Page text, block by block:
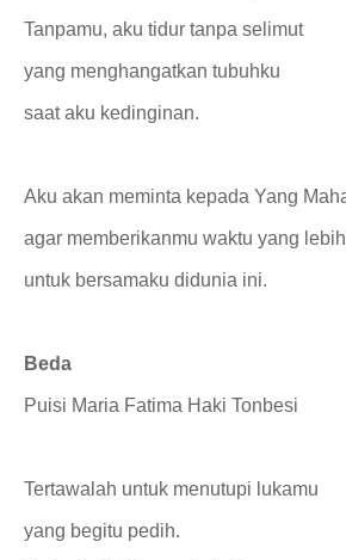
Tanpamu, aku tidur tanpa selimut
yang menghangatkan tubuhku
saat aku kedinginan.
Aku akan meminta kepada Yang
agar memberikanmu waktu yang
untuk bersamaku didunia ini.
Beda
Puisi Maria Fatima Haki Tonbesi
Tertawalah untuk menutupi lukamu
yang begitu pedih.